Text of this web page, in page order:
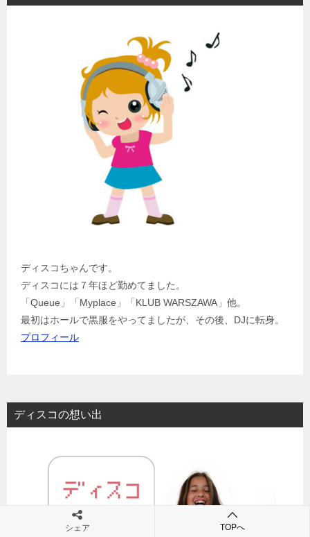
ディスコちゃんです。
ディスコには７年ほど勤めてました。
「Queue」「Myplace」「KLUB WARSZAWA」他。
最初はホールで黒服をやってましたが、その後、DJに転身。
プロフィール
ディスコの想い出
シェア TOPへ